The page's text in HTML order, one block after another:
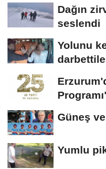
Dağın
seslendi
Yolunu
Güneş ve
Yumlu